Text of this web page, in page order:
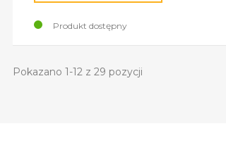
Produkt dostępny
Pokazano 1-12 z 29 pozycji